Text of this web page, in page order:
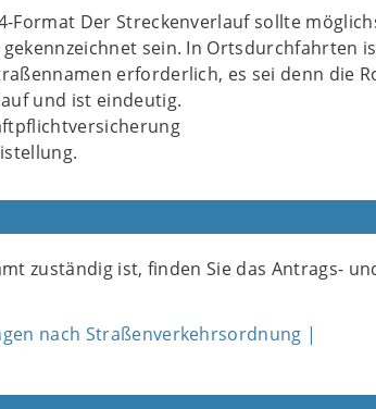
Format Der Streckenverlauf sollte
sein. In Ortsdurchfahrten
erforderlich, es sei denn die
und ist eindeutig.
zuständig ist, finden Sie das Antrags-
nach Straßenverkehrsordnung |